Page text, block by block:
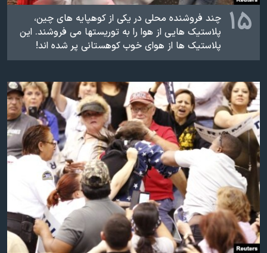
۱۵ چند فروشنده محلی در یکی از کوهپایه های چین،
پلاستیک هایی از هوا را به توریستها می فروشند. این
پلاستیک ها از هوای خوب کوهستانی پر شده اند!